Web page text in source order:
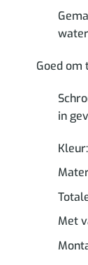
Goed om
in
Met